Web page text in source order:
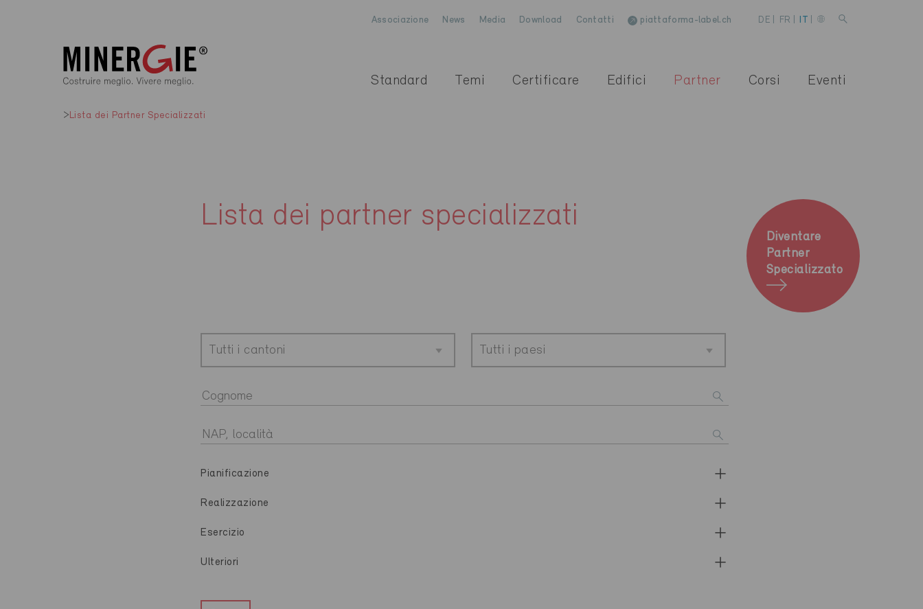
Associazione News Media Download Contatti piattaforma-label.ch DE FR IT
Standard Temi Certificare Edifici Partner Corsi Eventi
Lista dei Partner Specializzati
Lista dei partner specializzati
Diventare
Partner
Specializzato
Tutti i cantoni Tutti i paesi
Pianificazione
Realizzazione
Esercizio
Ulteriori